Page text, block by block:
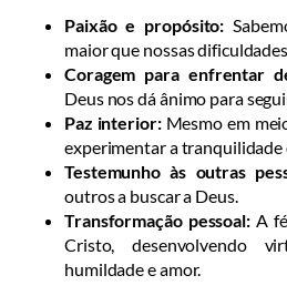
Paixão e propósito:
maior que nossas dificuldades.
Coragem para enfrentar
Deus nos dá ânimo para
Paz interior:Mesmo em
experimentar a tranquilidade
Testemunho às outras
outros a buscar a Deus.
Transformação pessoal:A fé
Cristo, desenvolvendo
humildade e amor.